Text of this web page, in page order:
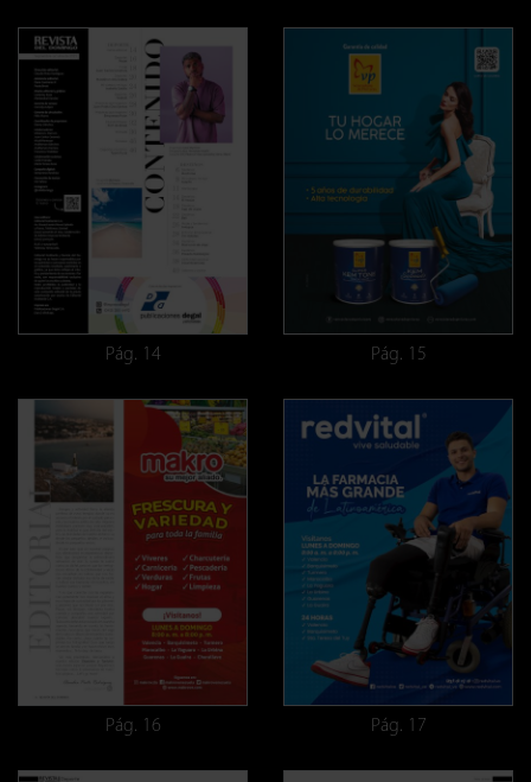
Pág. 14 Pág. 15
Pág. 16 Pág. 17